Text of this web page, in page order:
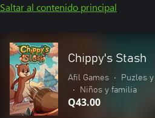
Saltar al contenido principal
Chippy's Stash
Afil Games • Puzles
•
Niños y familia
Q43.00